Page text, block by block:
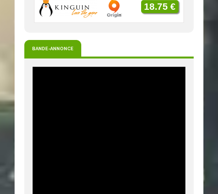
18.75 €
BANDE-ANNONCE